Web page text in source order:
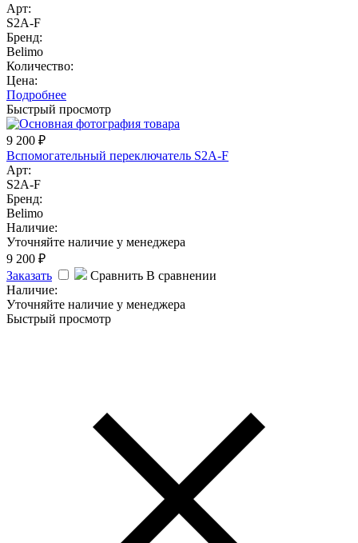
Арт:
S2A-F
Бренд:
Belimo
Количество:
Цена:
Подробнее
Быстрый просмотр
9 200 ₽
Вспомогательный переключатель S2A-F
Арт:
S2A-F
Бренд:
Belimo
Наличие:
Уточняйте наличие у менеджера
9 200 ₽
Заказать
Сравнить В сравнении
Наличие:
Уточняйте наличие у менеджера
Быстрый просмотр